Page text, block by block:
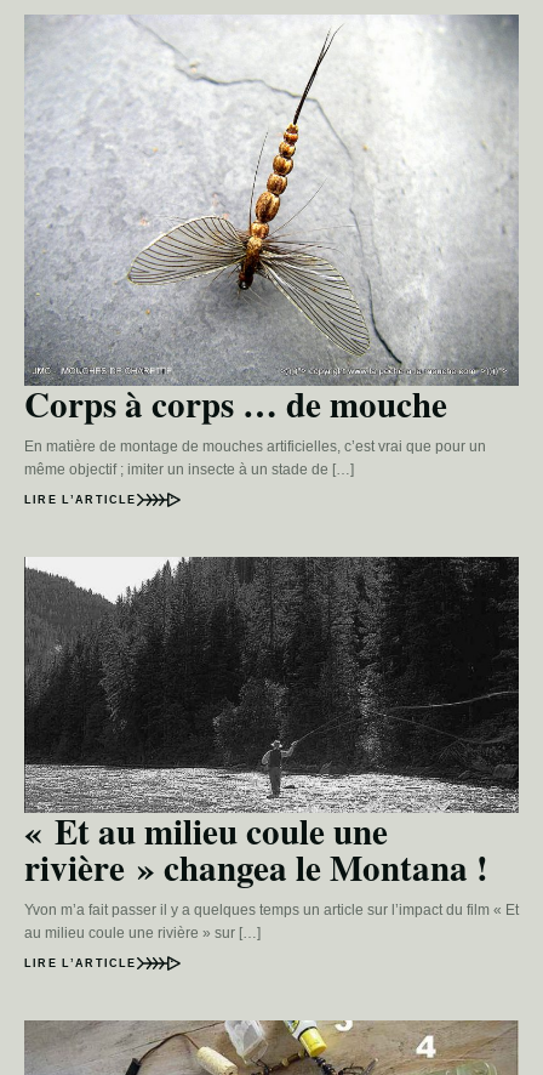
Corps à corps … de mouche
En matière de montage de mouches artificielles, c’est vrai que pour un
même objectif ; imiter un insecte à un stade de […]
LIRE L’ARTICLE
« Et au milieu coule une
rivière » changea le Montana !
Yvon m’a fait passer il y a quelques temps un article sur l’impact du film « Et
au milieu coule une rivière » sur […]
LIRE L’ARTICLE